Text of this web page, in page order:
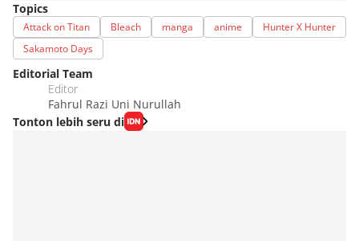
Topics
Attack on Titan Bleach manga anime
Hunter X Hunter
Sakamoto Days
Editorial Team
Editor
Fahrul Razi Uni Nurullah
Tonton lebih seru di